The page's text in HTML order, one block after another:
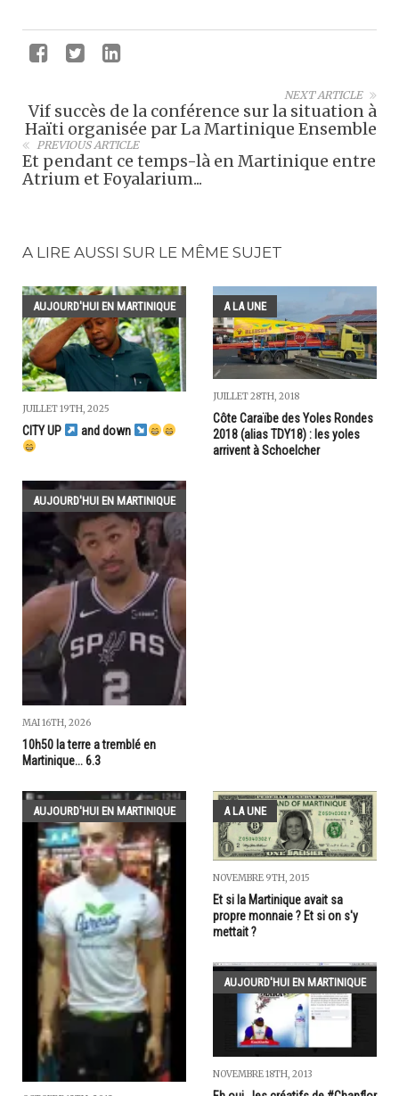
NEXT ARTICLE
Vif succès de la conférence sur la situation à
Haïti organisée par La Martinique Ensemble
PREVIOUS ARTICLE
Et pendant ce temps-là en Martinique entre
Atrium et Foyalarium...
A LIRE AUSSI SUR LE MÊME SUJET
AUJOURD'HUI EN MARTINIQUE
JUILLET 19TH, 2025
CITY UP and down
A LA UNE
JUILLET 28TH, 2018
Côte Caraïbe des Yoles Rondes
2018 (alias TDY18) : les yoles
arrivent à Schoelcher
AUJOURD'HUI EN MARTINIQUE
MAI 16TH, 2026
10h50 la terre a tremblé en
Martinique... 6.3
AUJOURD'HUI EN MARTINIQUE A LA UNE
NOVEMBRE 9TH, 2015
Et si la Martinique avait sa
propre monnaie ? Et si on s'y
mettait ?
AUJOURD'HUI EN MARTINIQUE
NOVEMBRE 18TH, 2013